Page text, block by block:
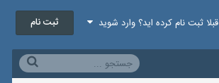
قبلا ثبت نام کرده اید؟ وارد شوید ثبت نام